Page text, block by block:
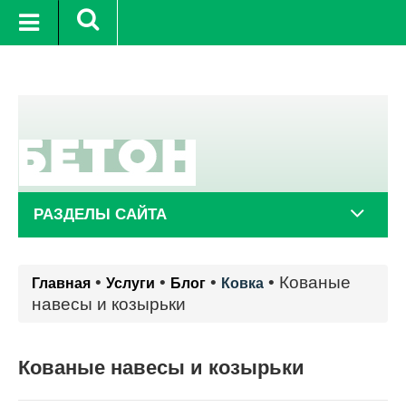
+22°C
РАЗДЕЛЫ САЙТА
Главная • Услуги • Блог • Ковка • Кованые
навесы и козырьки
Кованые навесы и козырьки